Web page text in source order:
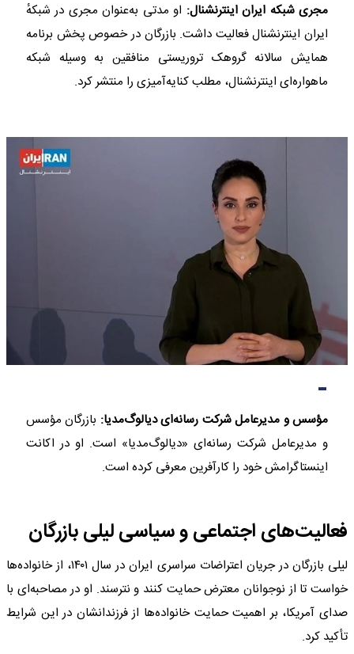
مجری شبکه ایران اینترنشنال: او مدتی به‌عنوان مجری در شبکهٔ
ایران اینترنشنال فعالیت داشت. بازرگان در خصوص پخش برنامه
همایش سالانه گروهک تروریستی منافقین به وسیله شبکه
ماهواره‌ای اینترنشنال، مطلب کنایه‌آمیزی را منتشر کرد.
مؤسس و مدیرعامل شرکت رسانه‌ای دیالوگ‌مدیا: بازرگان مؤسس
و مدیرعامل شرکت رسانه‌ای «دیالوگ‌مدیا» است. او در اکانت
اینستاگرامش خود را کارآفرین معرفی کرده است.
فعالیت‌های اجتماعی و سیاسی لیلی بازرگان
لیلی بازرگان در جریان اعتراضات سراسری ایران در سال ۱۴۰۱، از خانواده‌ها
خواست تا از نوجوانان معترض حمایت کنند و نترسند. او در مصاحبه‌ای با
صدای آمریکا، بر اهمیت حمایت خانواده‌ها از فرزندانشان در این شرایط
تأکید کرد.​